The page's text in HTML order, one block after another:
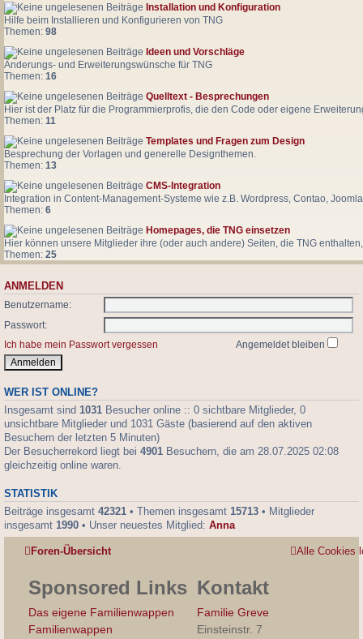
Installation und Konfiguration
Hilfe beim Installieren und Konfigurieren von TNG
Themen: 98
Ideen und Vorschläge
Änderungs- und Erweiterungswünsche für TNG
Themen: 16
Quelltext - Besprechungen
Hier ist der Platz für die Programmierprofis, die den Code oder eigene
Themen: 11
Templates und Fragen zum Design
Besprechung der Vorlagen und generelle Designthemen.
Themen: 13
CMS-Integration
Integration in Content-Management-Systeme wie z.B. Wordpress, Contao,
Themen: 6
Homepages, die TNG einsetzen
Hier können unsere Mitglieder ihre (oder auch andere) Seiten, die TNG
Themen: 25
ANMELDEN
Benutzername:
Passwort:
Ich habe mein Passwort vergessen
Angemeldet bleiben
WER IST ONLINE?
Insgesamt sind 1031 Besucher online :: 0 sichtbare Mitglieder, 0
unsichtbare Mitglieder und 1031 Gäste (basierend auf den aktiven
Besuchern der letzten 5 Minuten)
Der Besucherrekord liegt bei 4901 Besuchern, die am 28.07.2025 02:08
gleichzeitig online waren.
STATISTIK
Beiträge insgesamt 42321 • Themen insgesamt 15713 • Mitglieder
insgesamt 1990 • Unser neuestes Mitglied: Anna
Foren-Übersicht Alle Cookies
Sponsored Links
Das eigene Familienwappen
Familienwappen
Kontakt
Familie Greve
Einsteinstr. 7